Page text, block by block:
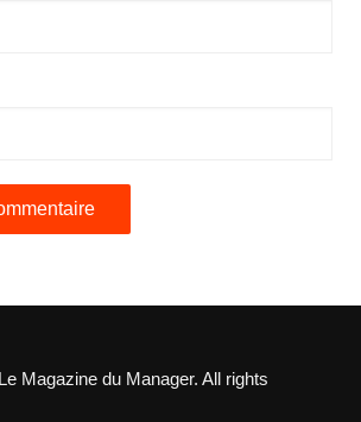
Magazine du Manager. All rights